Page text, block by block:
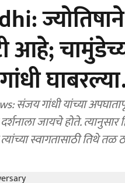
आहे;
गांधी यांच्या
जायचे होते.
स्वागतासाठी तिथे तळ